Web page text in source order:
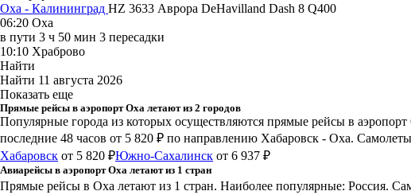
Оха - Калининград HZ 3633 Аврора DeHavilland Dash 8 Q400
06:20 Оха
в пути 3 ч 50 мин 3 пересадки
10:10 Храброво
Найти
Найти 11 августа 2026
Показать еще
Прямые рейсы в аэропорт Оха летают из 2 городов
Популярные города из которых осуществляются прямые рейсы в
последние 48 часов от 5 820 ₽ по направлению Хабаровск - Оха.
Хабаровск от 5 820 ₽Южно-Сахалинск от 6 937 ₽
Авиарейсы в аэропорт Оха летают из 1 стран
Прямые рейсы в Оха летают из 1 стран. Наиболее популярные: Россия.